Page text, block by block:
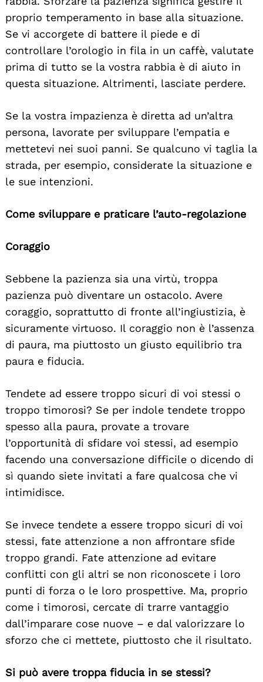
proprio temperamento in base alla situazione.
Se vi accorgete di battere il piede e di
controllare l’orologio in fila in un caffè, valutate
prima di tutto se la vostra rabbia è di aiuto in
questa situazione. Altrimenti, lasciate perdere.
Se la vostra impazienza è diretta ad un’altra
persona, lavorate per sviluppare l’empatia e
mettetevi nei suoi panni. Se qualcuno vi taglia la
strada, per esempio, considerate la situazione e
le sue intenzioni.
Come sviluppare e praticare l’auto-regolazione
Coraggio
Sebbene la pazienza sia una virtù, troppa
pazienza può diventare un ostacolo. Avere
coraggio, soprattutto di fronte all’ingiustizia, è
sicuramente virtuoso. Il coraggio non è l’assenza
di paura, ma piuttosto un giusto equilibrio tra
paura e fiducia.
Tendete ad essere troppo sicuri di voi stessi o
troppo timorosi? Se per indole tendete troppo
spesso alla paura, provate a trovare
l’opportunità di sfidare voi stessi, ad esempio
facendo una conversazione difficile o dicendo di
sì quando siete invitati a fare qualcosa che vi
intimidisce.
Se invece tendete a essere troppo sicuri di voi
stessi, fate attenzione a non affrontare sfide
troppo grandi. Fate attenzione ad evitare
conflitti con gli altri se non riconoscete i loro
punti di forza o le loro prospettive. Ma, proprio
come i timorosi, cercate di trarre vantaggio
dall’imparare cose nuove – e dal valorizzare lo
sforzo che ci mettete, piuttosto che il risultato.
Si può avere troppa fiducia in se stessi?
Search
For: